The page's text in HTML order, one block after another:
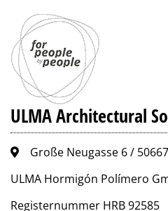
ULMA Architectural
Große Neugasse 6 /
ULMA Hormigón Polímero
Registernummer HRB 92585